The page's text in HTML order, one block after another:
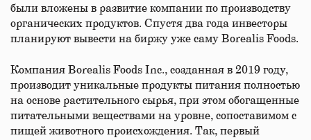
были вложены в развитие компании по производству
органических продуктов. Спустя два года инвесторы
планируют вывести на биржу уже саму Borealis Foods.
Компания Borealis Foods Inc., созданная в 2019 году,
производит уникальные продукты питания полностью
на основе растительного сырья, при этом обогащенные
питательными веществами на уровне, сопоставимом с
пищей животного происхождения. Так, первый